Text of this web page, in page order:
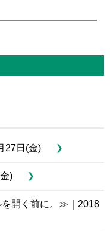
27日(金)
金)
開く前に。≫｜2018